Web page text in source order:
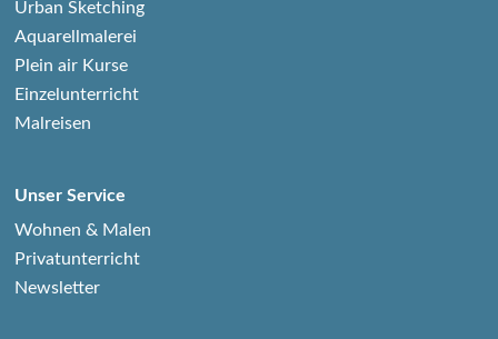
Urban Sketching
Aquarellmalerei
Plein air Kurse
Einzelunterricht
Malreisen
Unser Service
Wohnen & Malen
Privatunterricht
Newsletter